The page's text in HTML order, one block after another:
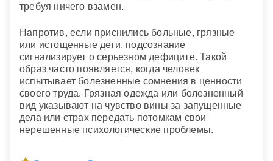
требуя ничего взамен.
Напротив, если приснились больные, грязные
или истощенные дети, подсознание
сигнализирует о серьезном дефиците. Такой
образ часто появляется, когда человек
испытывает болезненные сомнения в ценности
своего труда. Грязная одежда или болезненный
вид указывают на чувство вины за запущенные
дела или страх передать потомкам свои
нерешенные психологические проблемы.